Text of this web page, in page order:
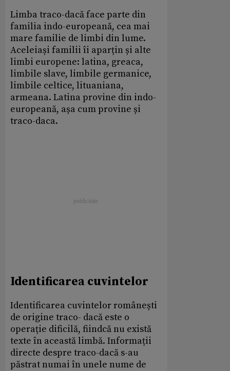
Limba traco-dacă face parte din
familia indo-europeană, cea mai
mare familie de limbi din lume.
Aceleiași familii îi aparțin și alte
limbi europene: latina, greaca,
limbile slave, limbile germanice,
limbile celtice, lituaniana,
armeana. Latina provine din indo-
europeană, așa cum provine și
traco-daca.
Identificarea cuvintelor
Identificarea cuvintelor românești
de origine traco- dacă este o
operație dificilă, fiindcă nu există
texte în această limbă. Informații
directe despre traco-dacă s-au
păstrat numai în unele nume de